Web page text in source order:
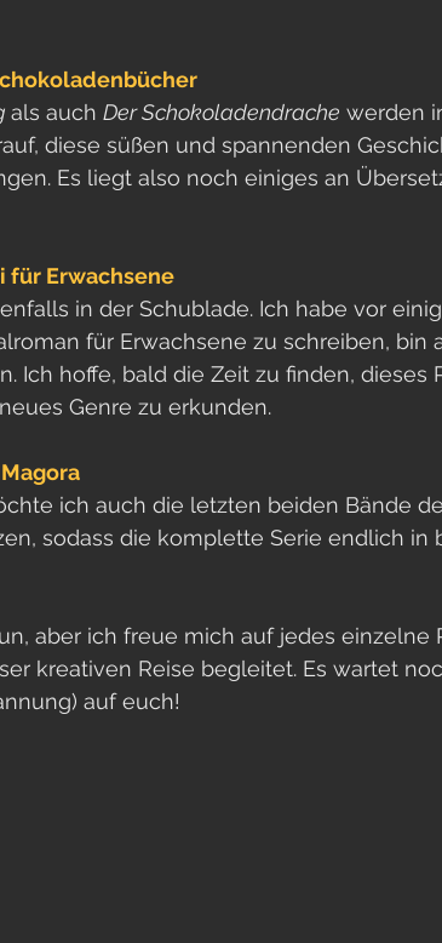
als auch Der Schokoladendrache werden
diese süßen und spannenden
Es liegt also noch einiges an
für Erwachsene
in der Schublade. Ich habe vor
für Erwachsene zu schreiben, bin
Ich hoffe, bald die Zeit zu finden, dieses
Genre zu erkunden.
ich auch die letzten beiden Bände
sodass die komplette Serie endlich in
aber ich freue mich auf jedes einzelne
kreativen Reise begleitet. Es wartet
auf euch!